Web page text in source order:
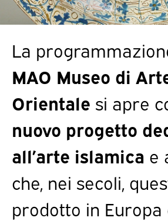
La
MAO Museo di
Orientale si apre
nuovo progetto
all’arte islamica e
che, nei secoli,
prodotto in Europa